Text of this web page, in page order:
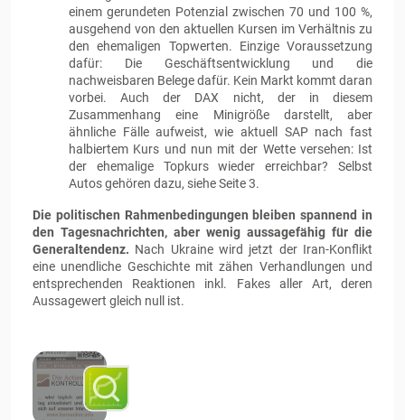
einem gerundeten Potenzial zwischen 70 und 100 %,
ausgehend von den aktuellen Kursen im Verhältnis zu
den ehemaligen Topwerten. Einzige Voraussetzung
dafür: Die Geschäftsentwicklung und die
nachweisbaren Belege dafür. Kein Markt kommt daran
vorbei. Auch der DAX nicht, der in diesem
Zusammenhang eine Minigröße darstellt, aber
ähnliche Fälle aufweist, wie aktuell SAP nach fast
halbiertem Kurs und nun mit der Wette versehen: Ist
der ehemalige Topkurs wieder erreichbar? Selbst
Autos gehören dazu, siehe Seite 3.
Die politischen Rahmenbedingungen bleiben spannend in
den Tagesnachrichten, aber wenig aussagefähig für die
Generaltendenz. Nach Ukraine wird jetzt der Iran-Konflikt
eine unendliche Geschichte mit zähen Verhandlungen und
entsprechenden Reaktionen inkl. Fakes aller Art, deren
Aussagewert gleich null ist.